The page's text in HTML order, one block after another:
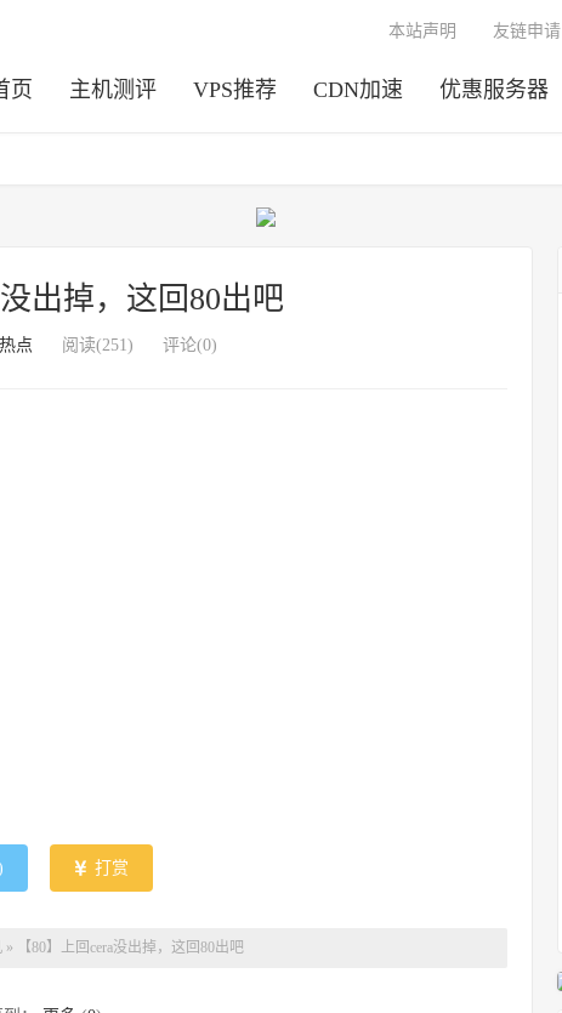
页 主机测评 VPS推荐 CDN加速 优惠服务器
本站声明 友链申请
没出掉，这回80出吧
点 阅读(251) 评论(0)
打赏
» 【80】上回cera没出掉，这回80出吧